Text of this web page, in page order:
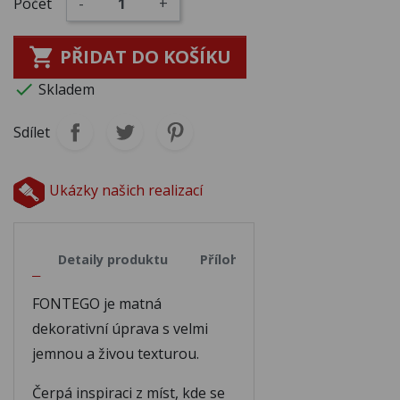
M115 M116
M117 M118
M119 M120
M123 M124
 PŘIDAT DO KOŠÍKU
 Skladem
Sdílet
Ukázky našich realizací
Detaily produktu Přílohy
FONTEGO je matná
dekorativní úprava s velmi
jemnou a živou texturou.
Čerpá inspiraci z míst, kde se